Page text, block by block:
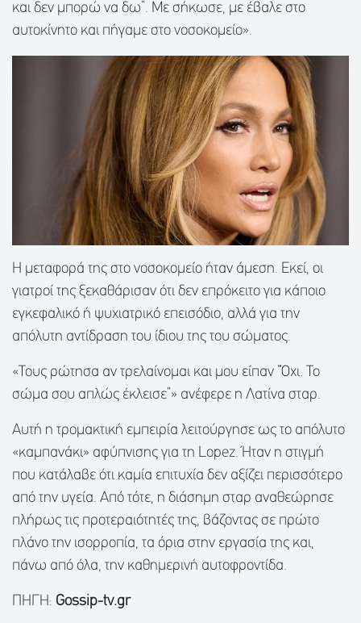
και δεν μπορώ να δω”. Με σήκωσε, με έβαλε στο
αυτοκίνητο και πήγαμε στο νοσοκομείο».
Η μεταφορά της στο νοσοκομείο ήταν άμεση. Εκεί, οι
γιατροί της ξεκαθάρισαν ότι δεν επρόκειτο για κάποιο
εγκεφαλικό ή ψυχιατρικό επεισόδιο, αλλά για την
απόλυτη αντίδραση του ίδιου της του σώματος.
«Τους ρώτησα αν τρελαίνομαι και μου είπαν “Όχι. Το
σώμα σου απλώς έκλεισε”» ανέφερε η Λατίνα σταρ.
Αυτή η τρομακτική εμπειρία λειτούργησε ως το απόλυτο
«καμπανάκι» αφύπνισης για τη Lopez. Ήταν η στιγμή
που κατάλαβε ότι καμία επιτυχία δεν αξίζει περισσότερο
από την υγεία. Από τότε, η διάσημη σταρ αναθεώρησε
πλήρως τις προτεραιότητές της, βάζοντας σε πρώτο
πλάνο την ισορροπία, τα όρια στην εργασία της και,
πάνω από όλα, την καθημερινή αυτοφροντίδα.
ΠΗΓΗ: Gossip-tv.gr